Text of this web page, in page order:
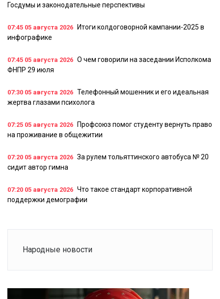
Госдумы и законодательные перспективы
07:45 05 августа 2026
Итоги колдоговорной кампании-2025 в
инфографике
07:45 05 августа 2026 О чем говорили на заседании Исполкома
ФНПР 29 июля
07:30 05 августа 2026 Телефонный мошенник и его идеальная
жертва глазами психолога
07:25 05 августа 2026
Профсоюз помог студенту вернуть право
на проживание в общежитии
07:20 05 августа 2026 За рулем тольяттинского автобуса № 20
сидит автор гимна
07:20 05 августа 2026 Что такое стандарт корпоративной
поддержки демографии
Народные новости